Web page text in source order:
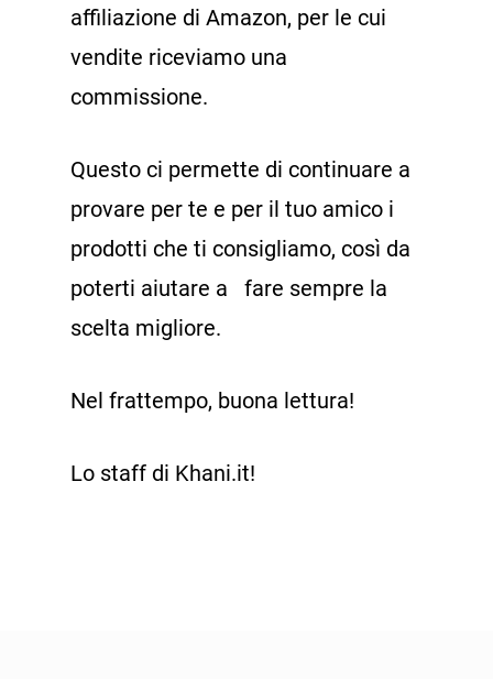
affiliazione di Amazon, per le cui
vendite riceviamo una
commissione.
Questo ci permette di continuare a
provare per te e per il tuo amico i
prodotti che ti consigliamo, così da
poterti aiutare a fare sempre la
scelta migliore.
Nel frattempo, buona lettura!
Lo staff di Khani.it!